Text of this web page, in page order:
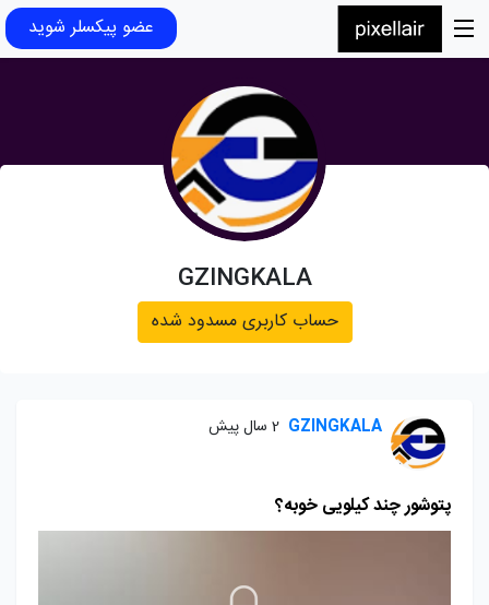
عضو پیکسلر شوید
GZINGKALA
حساب کاربری مسدود شده
GZINGKALA 2 سال پیش
پتوشور چند کیلویی خوبه؟